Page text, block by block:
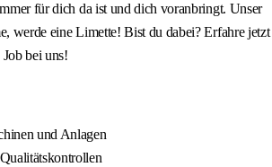
für dich da ist und dich voranbringt. Unser
werde eine Limette! Bist du dabei? Erfahre jetzt
bei uns!
und Anlagen